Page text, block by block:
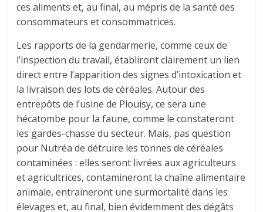
ces aliments et, au final, au mépris de la santé des
consommateurs et consommatrices.
Les rapports de la gendarmerie, comme ceux de
l’inspection du travail, établiront clairement un lien
direct entre l’apparition des signes d’intoxication et
la livraison des lots de céréales. Autour des
entrepôts de l’usine de Plouisy, ce sera une
hécatombe pour la faune, comme le constateront
les gardes-chasse du secteur. Mais, pas question
pour Nutréa de détruire les tonnes de céréales
contaminées : elles seront livrées aux agriculteurs
et agricultrices, contamineront la chaîne alimentaire
animale, entraineront une surmortalité dans les
élevages et, au final, bien évidemment des dégâts